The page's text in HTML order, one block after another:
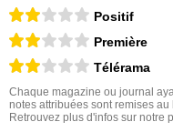
Positif
Première
Télérama
Chaque magazine ou journal
notes attribuées sont remises
Retrouvez plus d'infos sur notre